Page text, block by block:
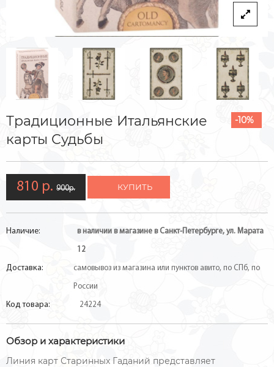
-10%
Традиционные Итальянские
карты Судьбы
810 р. 900р. КУПИТЬ
Наличие: в наличии в магазине в Санкт-Петербурге, ул. Марата
12
Доставка: самовывоз из магазина или пунктов авито, по СПб, по
России
Код товара: 24224
Обзор и характеристики
Линия карт Старинных Гаданий представляет